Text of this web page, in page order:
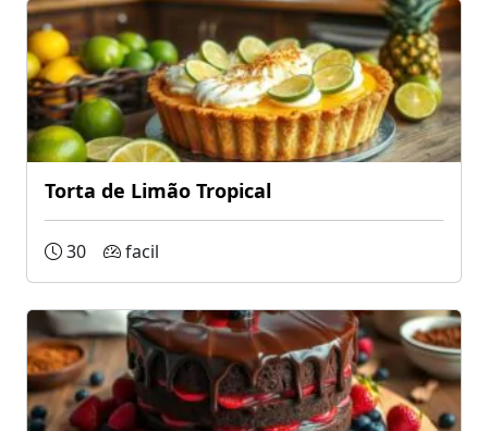
Torta de Limão Tropical
30 facil